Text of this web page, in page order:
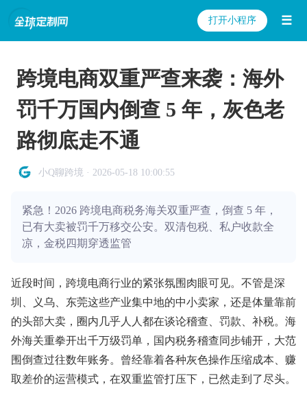
打开小程序 ☰
跨境电商双重严查来袭：海外
罚千万国内倒查 5 年，灰色老
路彻底走不通
小Q聊跨境 · 2026-05-18 10:00:55
紧急！2026 跨境电商税务海关双重严查，倒查 5 年，
已有大卖被罚千万移交公安。双清包税、私户收款全
凉，金税四期穿透监管
近段时间，跨境电商行业的紧张氛围肉眼可见。不管是深
圳、义乌、东莞这些产业集中地的中小卖家，还是体量靠前
的头部大卖，圈内几乎人人都在谈论稽查、罚款、补税。海
外海关重拳开出千万级罚单，国内税务稽查同步铺开，大范
围倒查过往数年账务。曾经靠着各种灰色操作压缩成本、赚
取差价的运营模式，在双重监管打压下，已然走到了尽头。